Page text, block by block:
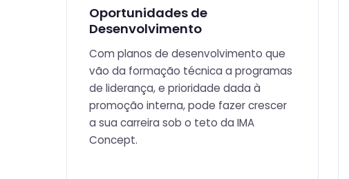
Oportunidades de
Desenvolvimento
Com planos de desenvolvimento que
vão da formação técnica a programas
de liderança, e prioridade dada à
promoção interna, pode fazer crescer
a sua carreira sob o teto da IMA
Concept.